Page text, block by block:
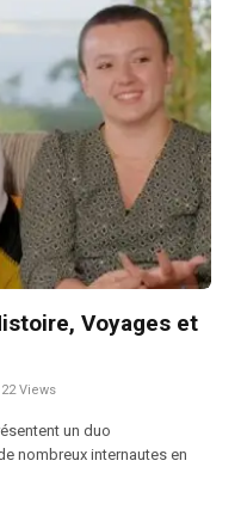
Voyages et
22Views
un duo
nombreux internautes en